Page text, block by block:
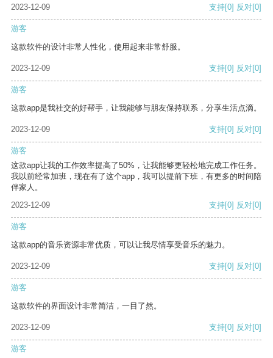
2023-12-09 支持[0] 反对[0]
游客
这款软件的设计非常人性化，使用起来非常舒服。
2023-12-09 支持[0] 反对[0]
游客
这款app是我社交的好帮手，让我能够与朋友保持联系，分享生活点滴。
2023-12-09 支持[0] 反对[0]
游客
这款app让我的工作效率提高了50%，让我能够更轻松地完成工作任务。
我以前经常加班，现在有了这个app，我可以提前下班，有更多的时间陪
伴家人。
2023-12-09
支持[0] 反对[0]
游客
这款app的音乐资源非常优质，可以让我尽情享受音乐的魅力。
2023-12-09 支持[0] 反对[0]
游客
这款软件的界面设计非常简洁，一目了然。
2023-12-09 支持[0] 反对[0]
游客